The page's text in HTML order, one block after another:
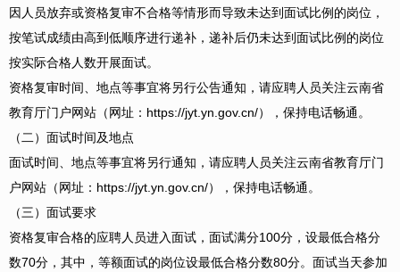
因人员放弃或资格复审不合格等情形而导致未达到面试比例的岗位，
按笔试成绩由高到低顺序进行递补，递补后仍未达到面试比例的岗位
按实际合格人数开展面试。
资格复审时间、地点等事宜将另行公告通知，请应聘人员关注云南省
教育厅门户网站（网址：https://jyt.yn.gov.cn/），保持电话畅通。
（二）面试时间及地点
面试时间、地点等事宜将另行通知，请应聘人员关注云南省教育厅门
户网站（网址：https://jyt.yn.gov.cn/），保持电话畅通。
（三）面试要求
资格复审合格的应聘人员进入面试，面试满分100分，设最低合格分
数70分，其中，等额面试的岗位设最低合格分数80分。面试当天参加